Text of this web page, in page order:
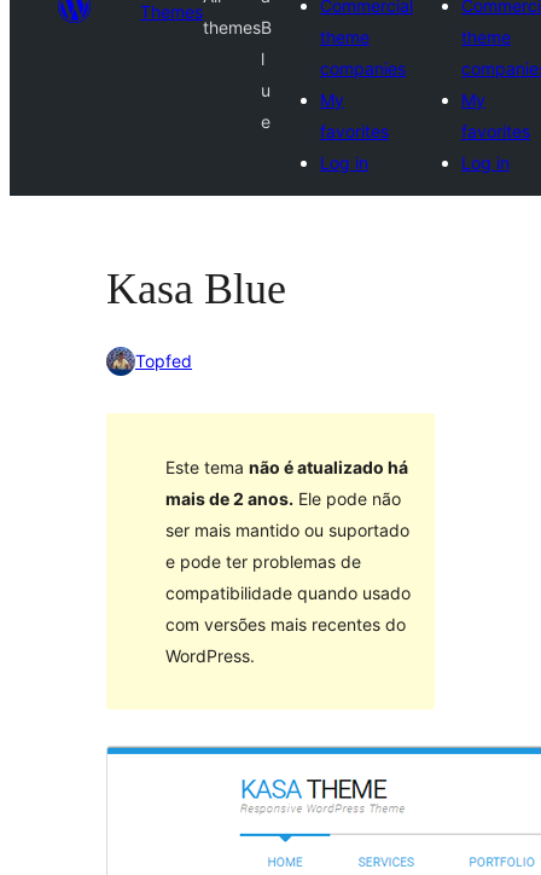
Themes
themesB
l
u
e
Commercial
theme
companies
My
favorites
Log in
theme
My
favorites
Log in
Kasa Blue
Topfed
Este tema não é atualizado há
mais de 2 anos. Ele pode não
ser mais mantido ou suportado
e pode ter problemas de
compatibilidade quando usado
com versões mais recentes do
WordPress.